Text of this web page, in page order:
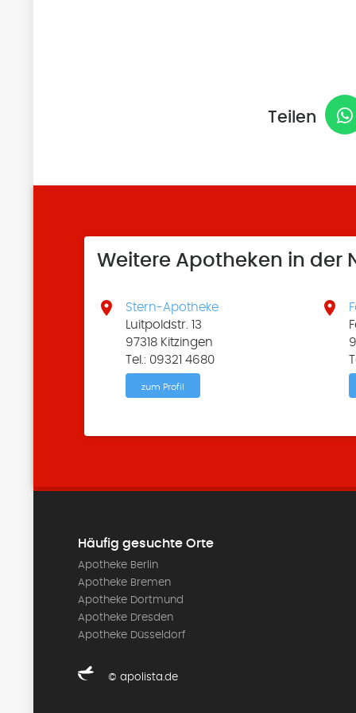
Teilen
Weitere Apotheken in der

Stern-Apotheke
Luitpoldstr. 13
97318 Kitzingen
Tel.: 09321 4680
zum Profil

Häufig gesuchte Orte
Apotheke Berlin
Apotheke Bremen
Apotheke Dortmund
Apotheke Dresden
Apotheke Düsseldorf
© apolista.de